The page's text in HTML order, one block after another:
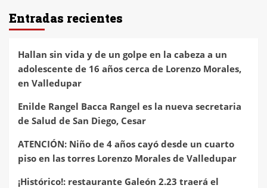
Entradas recientes
Hallan sin vida y de un golpe en la cabeza a un
adolescente de 16 años cerca de Lorenzo Morales,
en Valledupar
Enilde Rangel Bacca Rangel es la nueva secretaria
de Salud de San Diego, Cesar
ATENCIÓN: Niño de 4 años cayó desde un cuarto
piso en las torres Lorenzo Morales de Valledupar
¡Histórico!: restaurante Galeón 2.23 traerá el